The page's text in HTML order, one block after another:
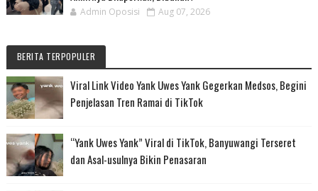
Admin Oposisi Aug 07, 2026
BERITA TERPOPULER
Viral Link Video Yank Uwes Yank Gegerkan Medsos, Begini
Penjelasan Tren Ramai di TikTok
“Yank Uwes Yank” Viral di TikTok, Banyuwangi Terseret
dan Asal-usulnya Bikin Penasaran